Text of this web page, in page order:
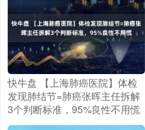
快牛盘 【上海肺癌医院】体检
发现肺结节=肺癌张晖主任拆解
3个判断标准，95%良性不用慌